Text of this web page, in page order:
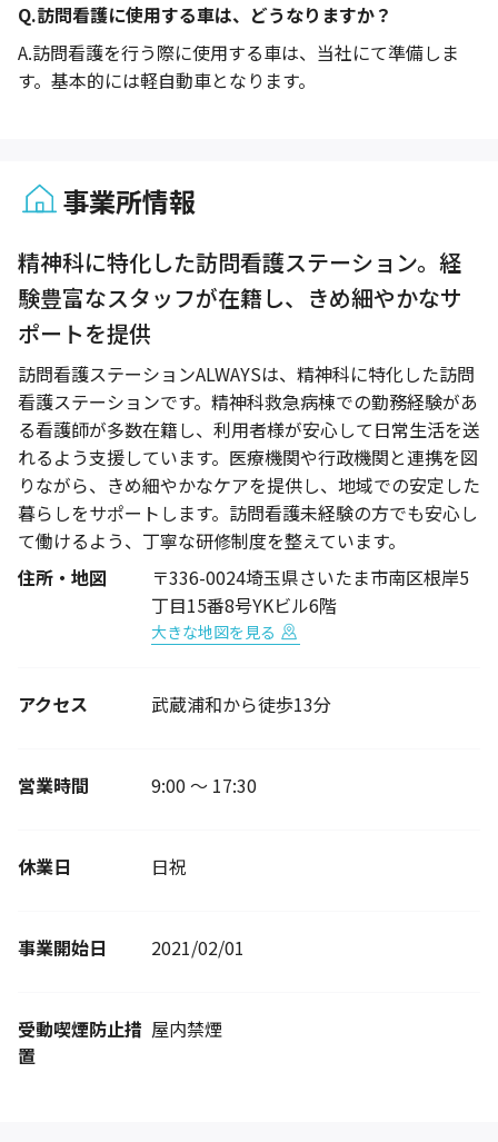
Q.訪問看護に使用する車は、どうなりますか？
A.訪問看護を行う際に使用する車は、当社にて準備しま
す。基本的には軽自動車となります。
事業所情報
精神科に特化した訪問看護ステーション。経
験豊富なスタッフが在籍し、きめ細やかなサ
ポートを提供
訪問看護ステーションALWAYSは、精神科に特化した訪問
看護ステーションです。精神科救急病棟での勤務経験があ
る看護師が多数在籍し、利用者様が安心して日常生活を送
れるよう支援しています。医療機関や行政機関と連携を図
りながら、きめ細やかなケアを提供し、地域での安定した
暮らしをサポートします。訪問看護未経験の方でも安心し
て働けるよう、丁寧な研修制度を整えています。
住所・地図
〒336-0024埼玉県さいたま市南区根岸5
丁目15番8号YKビル6階
大きな地図を見る
アクセス 武蔵浦和から徒歩13分
営業時間 9:00 ～ 17:30
休業日 日祝
事業開始日 2021/02/01
受動喫煙防止措
置
屋内禁煙